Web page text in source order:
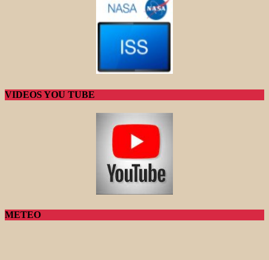
VIDEOS YOU TUBE
METEO